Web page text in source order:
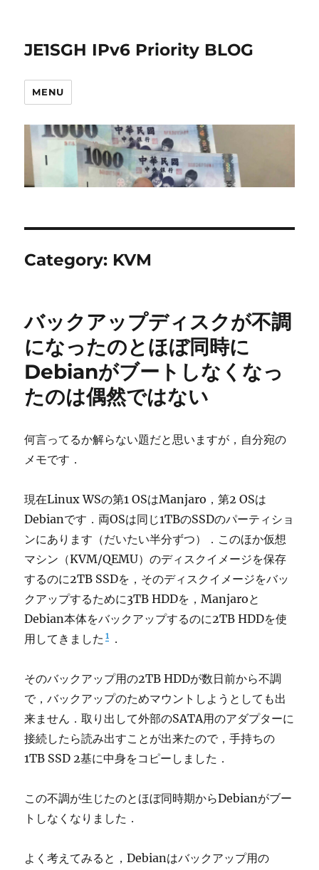
JE1SGH IPv6 Priority BLOG
MENU
Category: KVM
バックアップディスクが不調
になったのとほぼ同時に
Debianがブートしなくなっ
たのは偶然ではない
何言ってるか解らない題だと思いますが，自分宛の
メモです．
現在Linux WSの第1 OSはManjaro，第2 OSは
Debianです．両OSは同じ1TBのSSDのパーティショ
ンにあります（だいたい半分ずつ）．このほか仮想
マシン（KVM/QEMU）のディスクイメージを保存
するのに2TB SSDを，そのディスクイメージをバッ
クアップするために3TB HDDを，Manjaroと
Debian本体をバックアップするのに2TB HDDを使
用してきました 1 ．
そのバックアップ用の2TB HDDが数日前から不調
で，バックアップのためマウントしようとしても出
来ません．取り出して外部のSATA用のアダプターに
接続したら読み出すことが出来たので，手持ちの
1TB SSD 2基に中身をコピーしました．
この不調が生じたのとほぼ同時期からDebianがブー
トしなくなりました．
よく考えてみると，Debianはバックアップ用の